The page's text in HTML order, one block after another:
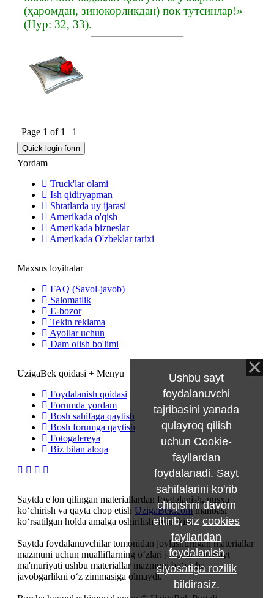
(ҳаромдан, зинокорликдан) пок тутсинлар!»
(Нур: 32, 33).
Page 1 of 1 1
Yordam
Truck'lar olami
Ish qidiryapman
Shtatlarda uy ijarasi
Amerikada o'qish
Amerikada bizneslar
Amerikada O'zbeklar tarixi
Maxsus loyihalar
FAQ (Savol-javob)
Salomatlik
E-bozor
Tekin reklama
Ayollar uchun
Dam olish bo'limi
UzigaBek qoidasi + Menyu
Foydalanish qoidasi
Forumda yordam
Bosh sahifaga qaytish
Bosh forumga qaytish
Fotogalereya
Biz bilan aloqa
Saytda e'lon qilingan materiallardan foydalanish, nusxa
ko‘chirish va qayta chop etish UzigaBek.commanbasi
ko‘rsatilgan holda amalga oshirilishi mumkin.
Saytda foydalanuvchilar tomonidan joylashtirilgan materiallar
mazmuni uchun mualliflarning o‘zlari javobgardir. Sayt
ma'muriyati ushbu materiallar mazmuni bo‘yicha
javobgarlikni o‘z zimmasiga olmaydi.
Ushbu sayt
foydalanuvchi
tajribasini yanada
qulayroq qilish
uchun Cookie-
fayllardan
foydalanadi. Sayt
sahifalarini ko'rib
chiqishni davom
ettirib, sizcookies
fayllaridan
foydalanish
siyosatiga rozilik
bildirasiz.